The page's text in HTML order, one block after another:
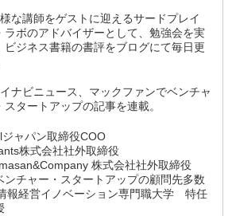
な講師をゲストに迎えるサードプレイ
ラボのアドバイザーとして、勉強会を実
ビジネス書籍の書評をブログにて毎日更
ナビニュース、マックファンでベンチャ
スタートアップの記事を連載。
ジャパン取締役COO
株式会社社外取締役
株式会社社外取締役
ンチャー・スタートアップの顧問先多数
報経営イノベーション専門職大学 特任